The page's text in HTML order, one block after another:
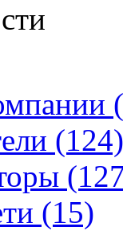
(124)
(15)